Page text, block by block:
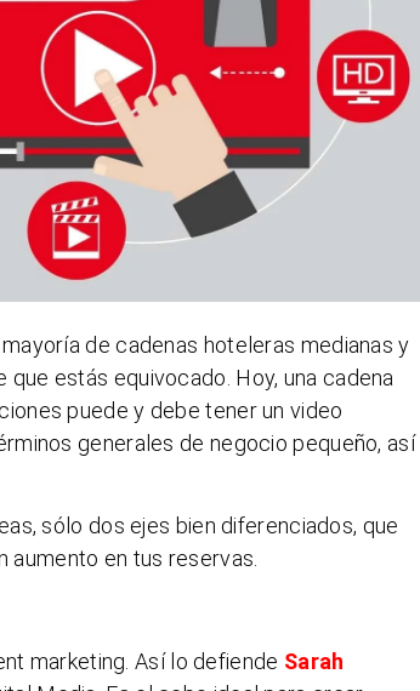
de cadenas hoteleras medianas y
estás equivocado. Hoy, una cadena
puede y debe tener un video
generales de negocio pequeño, así
sólo dos ejes bien diferenciados, que
aumento en tus reservas.
marketing. Así lo defiende Sarah